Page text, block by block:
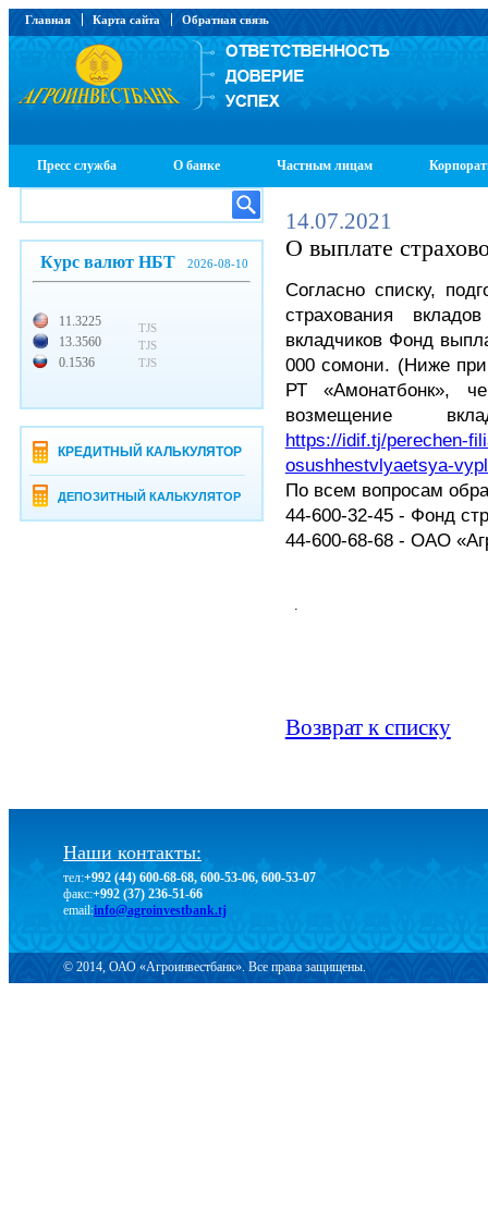
Главная Карта сайта Обратная связь
Пресс служба О банке Частным лицам
Курс валют НБТ 2026-08-10
11.3225
13.3560
0.1536
TJS
TJS
TJS
КРЕДИТНЫЙ КАЛЬКУЛЯТОР
ДЕПОЗИТНЫЙ КАЛЬКУЛЯТОР
14.07.2021
О выплате
Согласно списку,
страхования
вкладчиков Фонд
000 сомони. (Ниже
РТ «Амонатбонк»,
возмещение
https://idif.tj/perechen-
osushhestvlyaetsya-
По всем вопросам
44-600-32-45 - Фонд
44-600-68-68 - ОАО
.
Возврат к списку
Наши контакты:
тел:+992 (44) 600-68-68, 600-53-06, 600-53-07
факс:+992 (37) 236-51-66
email:info@agroinvestbank.tj
© 2014, ОАО «Агроинвестбанк». Все права защищены.